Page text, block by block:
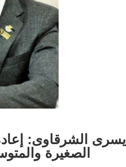
يسرى الشرقاوى:
الصغيرة